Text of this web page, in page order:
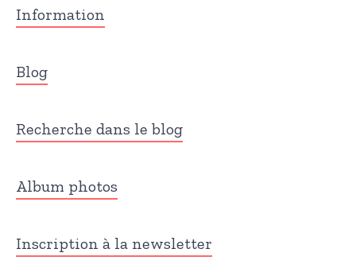
Information
Blog
Recherche dans le blog
Album photos
Inscription à la newsletter